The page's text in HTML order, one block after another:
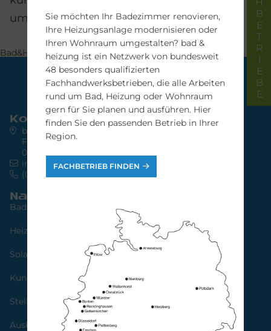
umgehend mit Ihnen in Verbindung.
Bad&Heizung Anfrage
Kontakt
bad & heizung concept AG
Friedrich-Ebert-Str. 64
04109 Leipzig
info@bad-heizung.de
(0341) 30 85 45 65
Navigation
Bad
Heizung
Solarstrom
Kundendienst
Stellenangebote
Ausbildung
Sie möchten Ihr Badezimmer renovieren,
Ihre Heizungsanlage modernisieren oder
Ihren Wohnraum umgestalten? bad &
heizung ist ein Netzwerk von bundesweit
48 besonders qualifizierten
Fachhandwerksbetrieben, die alle Arbeiten
rund um Bad, Heizung oder Wohnraum
gern für Sie planen und ausführen. Hier
finden Sie den passenden Betrieb in Ihrer
Region.
FACHBETRIEB FINDEN
FACHBETRIEBE